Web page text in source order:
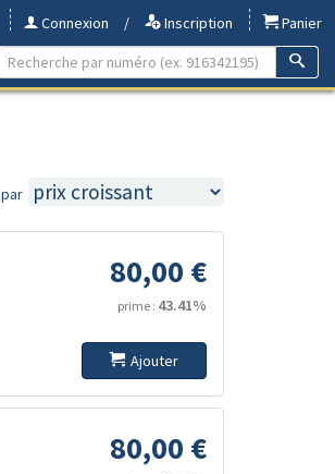
Connexion / Inscription
Panier
80,00 €
prime : 43.41%
Ajouter
80,00 €